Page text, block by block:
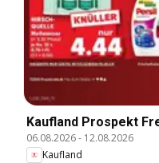
Kaufland Prospekt
06.08.2026- 12.08.2026
Kaufland